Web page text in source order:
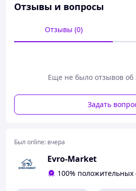
приятное удержание, что
длительных прогулок.
Отзывы и вопросы
Отзывы (0)
Еще не было отзывов об
Задать
Был online: вчера
Evro-Market
100% положительных